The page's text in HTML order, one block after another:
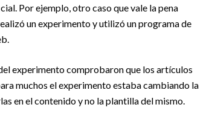
Por ejemplo, otro caso que vale la pena
un experimento y utilizó un programa de
experimento comprobaron que los artículos
muchos el experimento estaba cambiando la
en el contenido y no la plantilla del mismo.